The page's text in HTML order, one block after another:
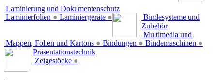
Laminierung und Dokumentenschutz
Laminierfolien ● Laminiergeräte ●
Bindesysteme und
Zubehör
Mappen, Folien und Kartons ● Bindungen ● Bindemaschinen ●
Multimedia und
Präsentationstechnik
Zeigestöcke ●